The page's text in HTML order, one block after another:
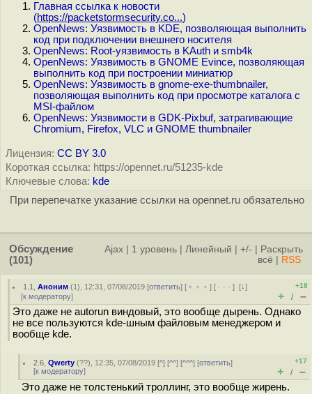
Главная ссылка к новости
(https://packetstormsecurity.co...)
OpenNews: Уязвимость в KDE, позволяющая выполнить
код при подключении внешнего носителя
OpenNews: Root-уязвимость в KAuth и smb4k
OpenNews: Уязвимость в GNOME Evince, позволяющая
выполнить код при построении миниатюр
OpenNews: Уязвимость в gnome-exe-thumbnailer,
позволяющая выполнить код при просмотре каталога с
MSI-файлом
OpenNews: Уязвимости в GDK-Pixbuf, затрагивающие
Chromium, Firefox, VLC и GNOME thumbnailer
Лицензия: CC BY 3.0
Короткая ссылка: https://opennet.ru/51235-kde
Ключевые слова: kde
При перепечатке указание ссылки на opennet.ru обязательно
Обсуждение
(101)
Ajax 1 уровень Линейный +/-
Раскрыть
всё
RSS
1.1 ,Аноним (1), 12:31, 07/08/2019 [ответить] [ ﹢﹢﹢] [ · · ·][↓]
[к модератору]
+18
+ / –
Это даже не autorun виндовый, это вообще дырень. Однако
не все пользуются kde-шным файловым менеджером и
вообще kde.
2.6 ,Qwerty (??), 12:35, 07/08/2019 [^] [^^] [^^^] [ответить]
[к модератору]
+17
+ / –
Это даже не толстенький троллинг, это вообще жирень.